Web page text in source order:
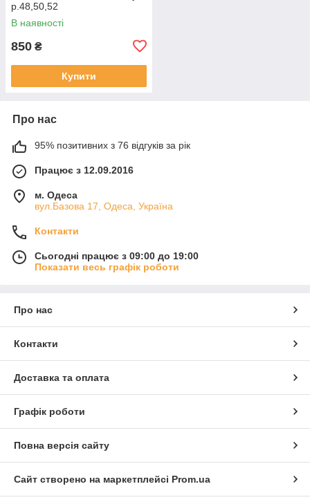
р.48,50,52
В наявності
850 ₴
Купити
Про нас
95% позитивних з 76 відгуків за рік
Працює з 12.09.2016
м. Одеса
вул.Базова 17, Одеса, Україна
Контакти
Сьогодні працює з 09:00 до 19:00
Показати весь графік роботи
Про нас
Контакти
Доставка та оплата
Графік роботи
Повна версія сайту
Сайт створено на маркетплейсі Prom.ua